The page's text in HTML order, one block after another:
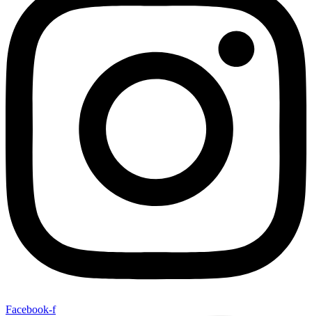
Facebook-f